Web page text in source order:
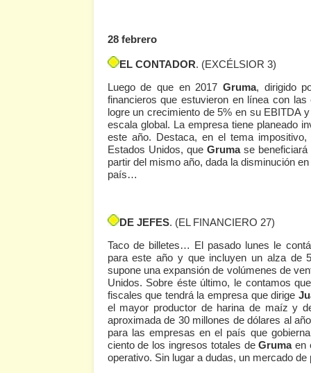
28 febrero
EL CONTADOR. (EXCÉLSIOR 3)
Luego de que en 2017 Gruma, dirigido
financieros que estuvieron en línea con
logre un crecimiento de 5% en su EBITDA
escala global. La empresa tiene planeado
este año. Destaca, en el tema
Estados Unidos, que Grumase beneficiará
partir del mismo año, dada la disminución
país…
DE JEFES. (EL FINANCIERO 27)
Taco de billetes… El pasado lunes le
para este año y que incluyen un alza de
supone una expansión de volúmenes de
Unidos. Sobre éste último, le contamos
fiscales que tendrá la empresa que dirige
el mayor productor de harina de maíz y
aproximada de 30 millones de dólares al
para las empresas en el país que
ciento de los ingresos totales deGrumaen
operativo. Sin lugar a dudas, un mercado de